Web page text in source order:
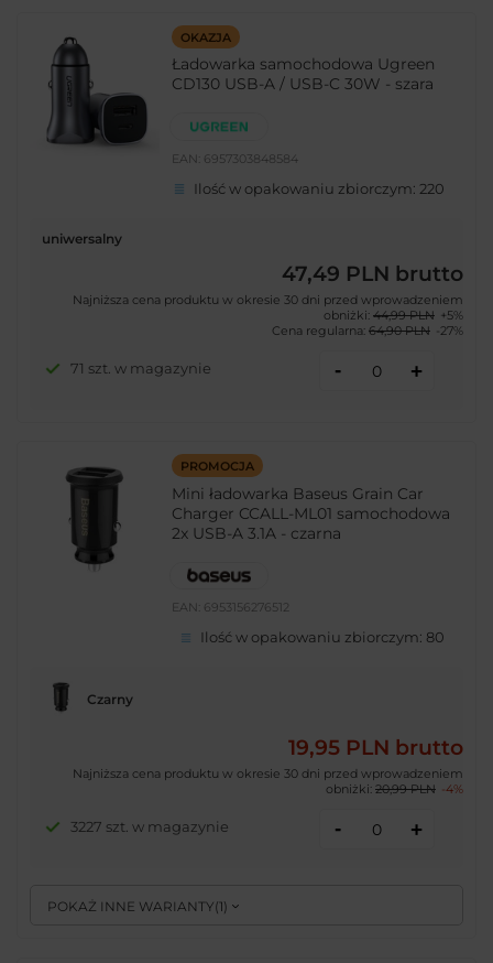
OKAZJA
Ładowarka samochodowa Ugreen
CD130 USB-A / USB-C 30W - szara
EAN: 6957303848584
Ilość w opakowaniu zbiorczym:220
uniwersalny
47,49 PLN brutto
Najniższa cena produktu w okresie 30 dni przed wprowadzeniem
obniżki: 44,99 PLN +5%
Cena regularna: 64,90 PLN -27%
71 szt. w magazynie - +
PROMOCJA
Mini ładowarka Baseus Grain Car
Charger CCALL-ML01 samochodowa
2x USB-A 3.1A - czarna
EAN: 6953156276512
Ilość w opakowaniu zbiorczym: 80
POKAŻ INNE WARIANTY( 1)
Czarny
19,95 PLN brutto
Najniższa cena produktu w okresie 30 dni przed wprowadzeniem
obniżki: 20,99 PLN -4%
3227 szt. w magazynie - +